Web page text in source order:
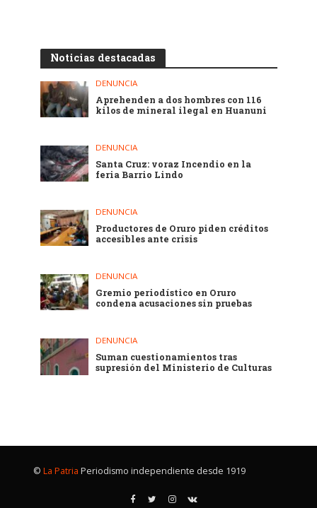
Noticias destacadas
DENUNCIA
Aprehenden a dos hombres con 116
kilos de mineral ilegal en Huanuni
DENUNCIA
Santa Cruz: voraz Incendio en la
feria Barrio Lindo
DENUNCIA
Productores de Oruro piden créditos
accesibles ante crisis
DENUNCIA
Gremio periodístico en Oruro
condena acusaciones sin pruebas
DENUNCIA
Suman cuestionamientos tras
supresión del Ministerio de Culturas
© La Patria Periodismo independiente desde 1919